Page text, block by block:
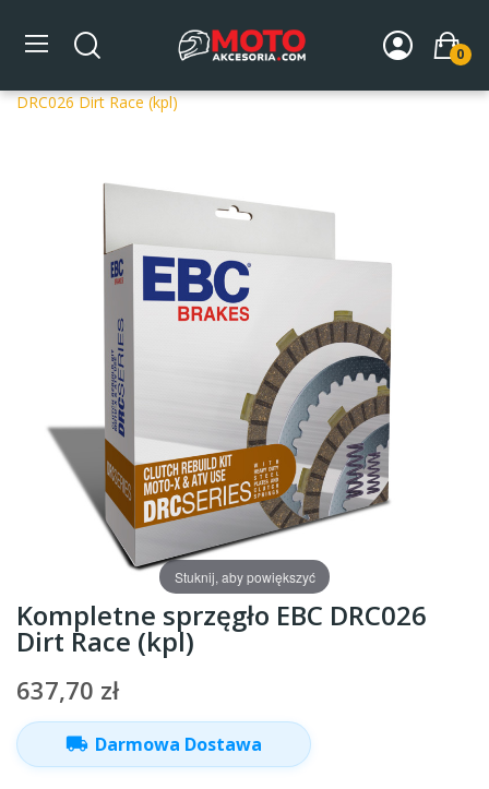
0
Strona główna DLA MOTOCYKLA
Części silnikowe
DRC026 Dirt Race (kpl)
Stuknij, aby powiększyć
Kompletne sprzęgło EBC DRC026
Dirt Race (kpl)
637,70 zł
local_shipping Darmowa Dostawa